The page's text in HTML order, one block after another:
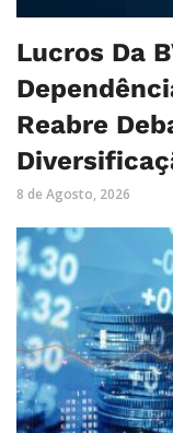
Lucros Da
Reabre
8 de Agosto, 2026